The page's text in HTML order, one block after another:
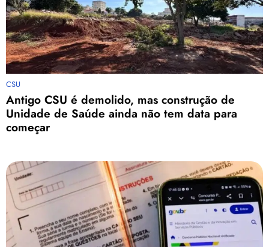
CSU
Antigo CSU é demolido, mas construção de
Unidade de Saúde ainda não tem data para
começar